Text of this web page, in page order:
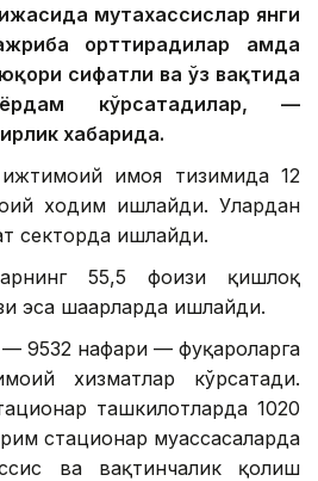
мутахассислар янги
орттирадилар ҳамда
сифатли ва ўз вақтида
кўрсатадилар, —
хабарида.
ҳимоя тизимида 12
ходим ишлайди. Улардан
секторда ишлайди.
55,5 фоизи қишлоқ
эса шаҳарларда ишлайди.
— 9532 нафари — фуқароларга
хизматлар кўрсатади.
ташкилотларда 1020
стационар муассасаларда
ва вақтинчалик қолиш